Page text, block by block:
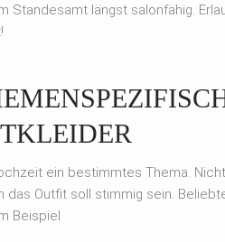
Standesamt längst salonfähig.
ein bestimmtes Thema.
das Outfit soll stimmig sein.
Beispiel